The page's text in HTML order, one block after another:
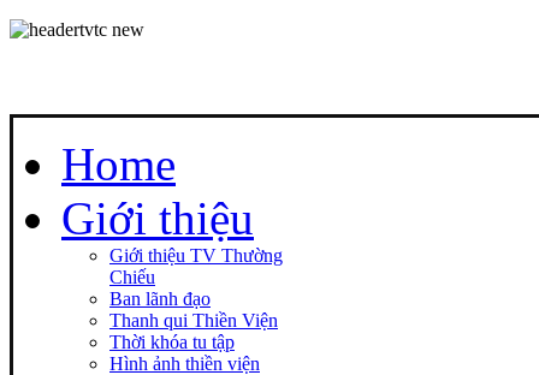
Home
Giới thiệu
Giới thiệu TV Thường
Chiếu
Ban lãnh đạo
Thanh qui Thiền Viện
Thời khóa tu tập
Hình ảnh thiền viện